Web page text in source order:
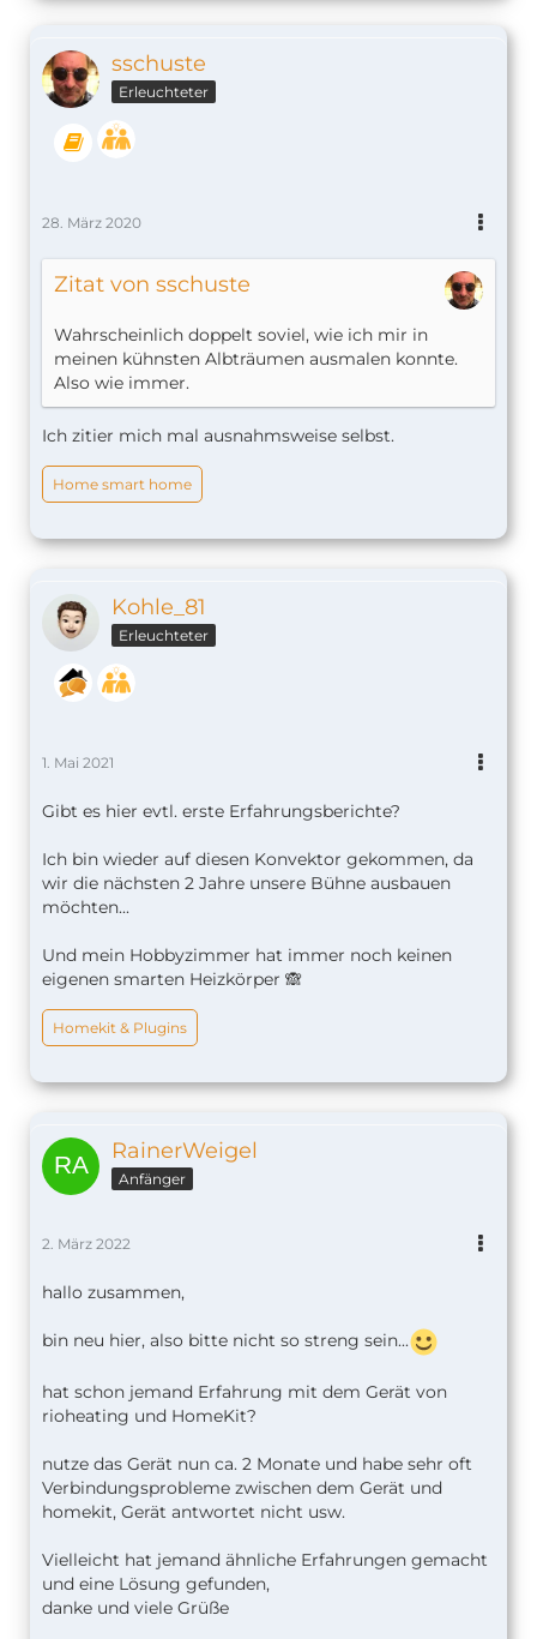
sschuste
Erleuchteter
28. März 2020
Zitat von sschuste
Wahrscheinlich doppelt soviel, wie ich mir in
meinen kühnsten Albträumen ausmalen konnte.
Also wie immer.
Ich zitier mich mal ausnahmsweise selbst.
Home smart home
Kohle_81
Erleuchteter
1. Mai 2021
Gibt es hier evtl. erste Erfahrungsberichte?
Ich bin wieder auf diesen Konvektor gekommen, da
wir die nächsten 2 Jahre unsere Bühne ausbauen
möchten...
Und mein Hobbyzimmer hat immer noch keinen
eigenen smarten Heizkörper 🙈
Homekit & Plugins
RainerWeigel
Anfänger
2. März 2022
hallo zusammen,
bin neu hier, also bitte nicht so streng sein...
hat schon jemand Erfahrung mit dem Gerät von
rioheating und HomeKit?
nutze das Gerät nun ca. 2 Monate und habe sehr oft
Verbindungsprobleme zwischen dem Gerät und
homekit, Gerät antwortet nicht usw.
Vielleicht hat jemand ähnliche Erfahrungen gemacht
und eine Lösung gefunden,
danke und viele Grüße